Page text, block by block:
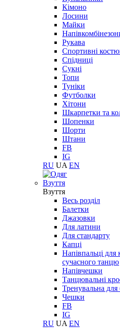
Кімоно
Лосини
Майки
Рукава
Спортивні
Спідниці
Сукні
Топи
Туніки
Футболки
Хітони
Шкарпетки та
Шопенки
Шорти
Штани
FB
IG
RU UA EN
Взуття
Взуття
Весь розділ
Балетки
Джазовки
Для латини
Для стандарту
Капці
Напівпальці для
сучасного танцю
Напівчешки
Танцювальні
Тренувальна для
Чешки
FB
IG
RU UA EN